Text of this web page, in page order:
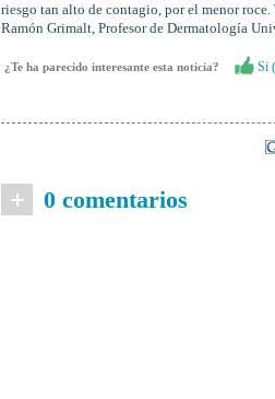
riesgo tan alto de contagio, por el menor
Ramón Grimalt, Profesor de Dermatología
¿Te ha parecido interesante esta noticia? Si (
+ 0 comentarios